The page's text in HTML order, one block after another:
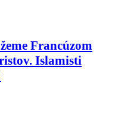
Francúzom
Islamisti